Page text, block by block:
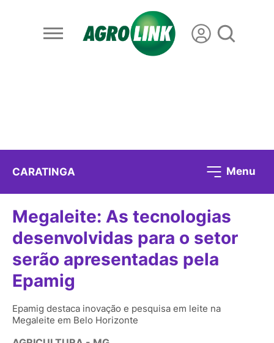
CARATINGA Menu
Megaleite: As tecnologias
desenvolvidas para o setor
serão apresentadas pela
Epamig
Epamig destaca inovação e pesquisa em leite na
Megaleite em Belo Horizonte